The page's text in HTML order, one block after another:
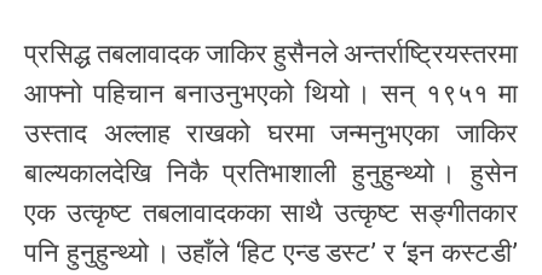
प्रसिद्ध तबलावादक जाकिर हुसैनले अन्तर्राष्ट्रियस्तरमा
आफ्नो पहिचान बनाउनुभएको थियो । सन् १९५१ मा
उस्ताद अल्लाह राखको घरमा जन्मनुभएका जाकिर
बाल्यकालदेखि निकै प्रतिभाशाली हुनुहुन्थ्यो । हुसेन
एक उत्कृष्ट तबलावादकका साथै उत्कृष्ट सङ्गीतकार
पनि हुनुहुन्थ्यो । उहाँले ‘हिट एन्ड डस्ट’ र ‘इन कस्टडी’